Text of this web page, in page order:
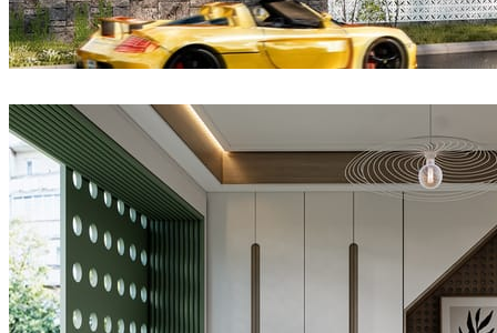
Dsmall 建築